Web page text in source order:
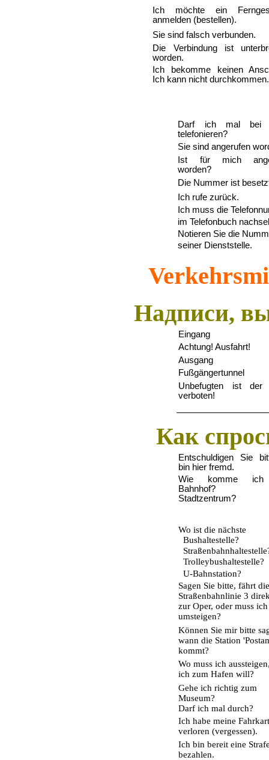
Ich möchte ein
anmelden (bestellen).
Sie sind falsch verbunden.
Die Verbindung ist
worden.
Ich bekomme keinen
Ich kann nicht durchkommen.
Darf ich mal bei
telefonieren?
Sie sind angerufen
Ist für mich
worden?
Die Nummer ist
Ich rufe zurück.
Ich muss die
im Telefonbuch
Notieren Sie die
seiner Dienststelle.
Надписи,
Eingang
Achtung! Ausfahrt!
Ausgang
Fußgängertunnel
Unbefugten ist der
verboten!
Как
Entschuldigen Sie
bin hier fremd.
Wie komme
Bahnhof?
Stadtzentrum?
Wo ist die nächste
Bushaltestelle?
Trolleybushaltestelle?
U-Bahnstation?
Sagen Sie bitte, fährt
Straßenbahnlinie 3
zur Oper, oder muss ich
umsteigen?
Können Sie mir bitte
wann die Station
kommt?
Wo muss ich
ich zum Hafen will?
Gehe ich richtig zum
Museum?
Darf ich mal durch?
Ich habe meine
verloren (vergessen).
Ich bin bereit eine
bezahlen.